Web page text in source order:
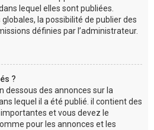
lequel elles sont publiées.
la possibilité de publier des
définies par l’administrateur.
?
dessous des annonces sur la
lequel il a été publié. il contient des
et vous devez le
pour les annonces et les